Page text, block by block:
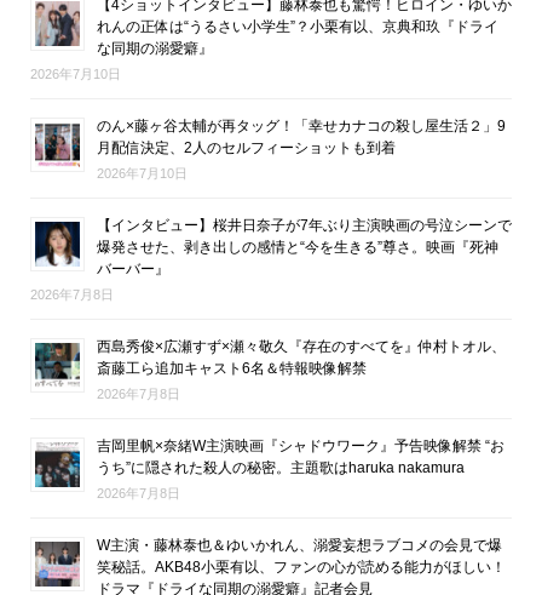
【4ショットインタビュー】藤林泰也も驚愕！ヒロイン・ゆいか
れんの正体は“うるさい小学生”？小栗有以、京典和玖『ドライ
な同期の溺愛癖』
2026年7月10日
のん×藤ヶ谷太輔が再タッグ！「幸せカナコの殺し屋生活２」9
月配信決定、2人のセルフィーショットも到着
2026年7月10日
【インタビュー】桜井日奈子が7年ぶり主演映画の号泣シーンで
爆発させた、剥き出しの感情と“今を生きる”尊さ。映画『死神
バーバー』
2026年7月8日
西島秀俊×広瀬すず×瀬々敬久『存在のすべてを』仲村トオル、
斎藤工ら追加キャスト6名＆特報映像解禁
2026年7月8日
吉岡里帆×奈緒W主演映画『シャドウワーク』予告映像解禁 “お
うち”に隠された殺人の秘密。主題歌はharuka nakamura
2026年7月8日
W主演・藤林泰也＆ゆいかれん、溺愛妄想ラブコメの会見で爆
笑秘話。AKB48小栗有以、ファンの心が読める能力がほしい！
ドラマ『ドライな同期の溺愛癖』記者会見